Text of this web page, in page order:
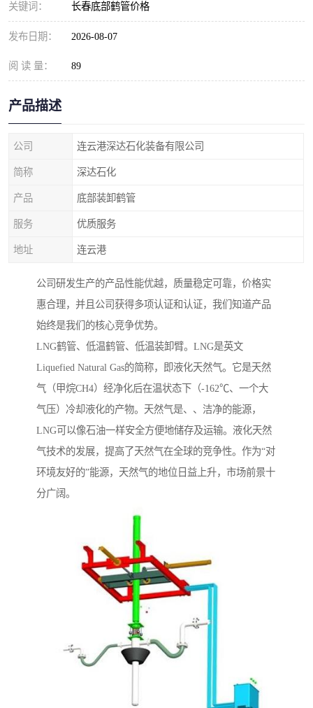
关键词： 长春底部鹤管价格
发布日期： 2026-08-07
阅 读 量： 89
产品描述
公司 连云港深达石化装备有限公司
简称 深达石化
产品 底部装卸鹤管
服务 优质服务
地址 连云港
公司研发生产的产品性能优越，质量稳定可靠，价格实
惠合理，并且公司获得多项认证和认证，我们知道产品
始终是我们的核心竞争优势。
LNG鹤管、低温鹤管、低温装卸臂。LNG是英文
Liquefied Natural Gas的简称，即液化天然气。它是天然
气（甲烷CH4）经净化后在温状态下（-162℃、一个大
气压）冷却液化的产物。天然气是、、洁净的能源，
LNG可以像石油一样安全方便地储存及运输。液化天然
气技术的发展，提高了天然气在全球的竞争性。作为“对
环境友好的”能源，天然气的地位日益上升，市场前景十
分广阔。